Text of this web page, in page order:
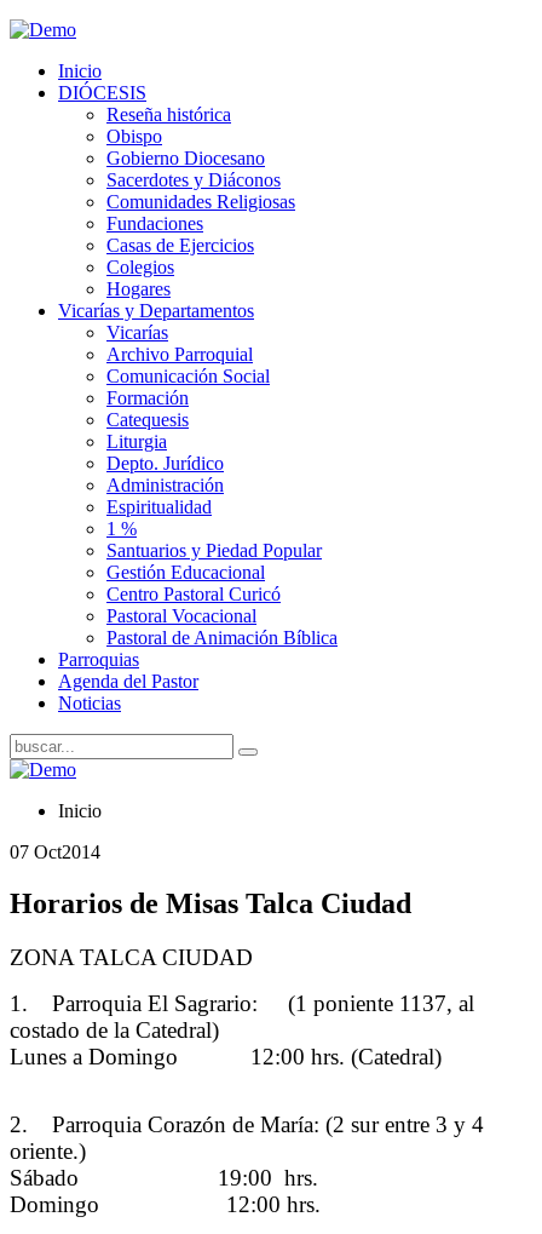
Inicio
DIÓCESIS
Reseña histórica
Obispo
Gobierno Diocesano
Sacerdotes y Diáconos
Comunidades Religiosas
Fundaciones
Casas de Ejercicios
Colegios
Hogares
Vicarías y Departamentos
Vicarías
Archivo Parroquial
Comunicación Social
Formación
Catequesis
Liturgia
Depto. Jurídico
Administración
Espiritualidad
1 %
Santuarios y Piedad Popular
Gestión Educacional
Centro Pastoral Curicó
Pastoral Vocacional
Pastoral de Animación Bíblica
Parroquias
Agenda del Pastor
Noticias
Inicio
07 Oct2014
Horarios de Misas Talca Ciudad
ZONA TALCA CIUDAD
1. Parroquia El Sagrario: (1 poniente 1137, al
costado de la Catedral)
Lunes a Domingo 12:00 hrs. (Catedral)
2. Parroquia Corazón de María: (2 sur entre 3 y 4
oriente.)
Sábado 19:00 hrs.
Domingo 12:00 hrs.